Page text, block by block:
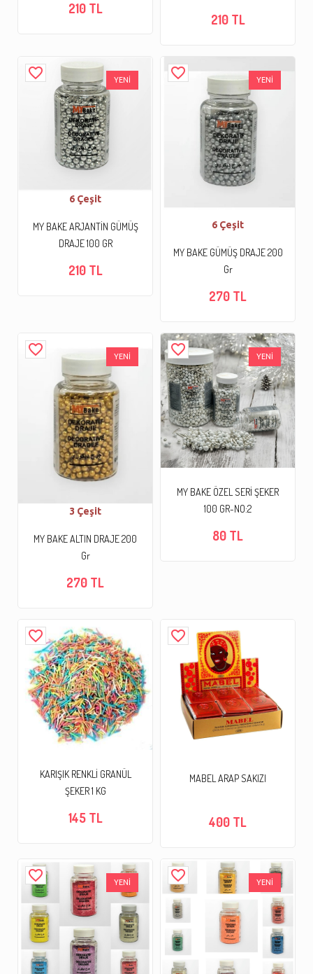
210 TL
210 TL
favorite_border YENİ
6 Çeşit
MY BAKE ARJANTİN GÜMÜŞ
DRAJE 100 GR
210 TL
favorite_border YENİ
6 Çeşit
MY BAKE GÜMÜŞ DRAJE 200
Gr
270 TL
favorite_border YENİ
3 Çeşit
MY BAKE ALTIN DRAJE 200
Gr
270 TL
favorite_border YENİ
MY BAKE ÖZEL SERİ ŞEKER
100 GR-NO:2
80 TL
favorite_border
KARIŞIK RENKLİ GRANÜL
ŞEKER 1 KG
145 TL
favorite_border
MABEL ARAP SAKIZI
400 TL
favorite_border YENİ favorite_border YENİ